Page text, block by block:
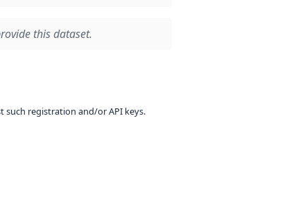
this dataset.
such registration and/or API keys.